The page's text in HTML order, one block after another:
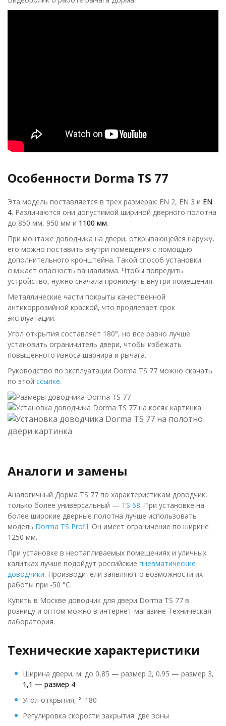
Особенности Dorma TS 77
Эта модель поставляется в трех размерах: EN 2, EN 3 и EN
4. Различаются они допустимой шириной дверного полотна
до 850 мм, 950 мм и 1100 мм.
При монтаже доводчика на двери, открывающейся наружу,
его можно поставить внутри помещения с помощью
дополнительного кронштейна. Такой способ установки
снижает опасность вандализма. Чтобы повредить
устройство, нужно сначала проникнуть внутри помещения.
Металлические части покрыты качественной
антикоррозийной краской, что продлевает срок
эксплуатации.
Угол открытия составляет 180°, но все равно лучше
установить ограничитель двери, чтобы избежать
повышенного износа шарнира и рычага.
Руководство по эксплуатации Dorma TS 77 можно скачать
по этой ссылке.
Аналоги и замены
Аналогичный Дорма TS 77 по характеристикам доводчик,
только более универсальный — TS 68. При установке на
более широкие дверные полотна лучше использовать
модель Dorma TS Profil. Он имеет ограничение по ширине
1250 мм.
При установке в неотапливаемых помещениях и уличных
калитках лучше подойдут российские пневматические
доводчики. Производители заявляют о возможности их
работы при -50 °C.
Купить в Москве доводчик для двери Dorma TS 77 в
розницу и оптом можно в интернет-магазине Техническая
лаборатория.
Технические характеристики
Ширина двери, м: до 0,85 — размер 2, 0.95 — размер 3,
1,1 — размер 4
Угол открытия, °: 180
Регулировка скорости закрытия: две зоны